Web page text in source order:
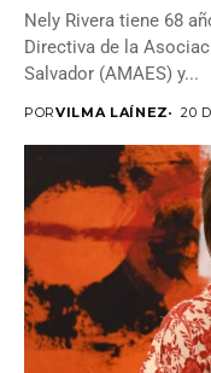
Nely Rivera tiene 68
Directiva de la
Salvador (AMAES) y...
PORVILMA LAÍNEZ 20